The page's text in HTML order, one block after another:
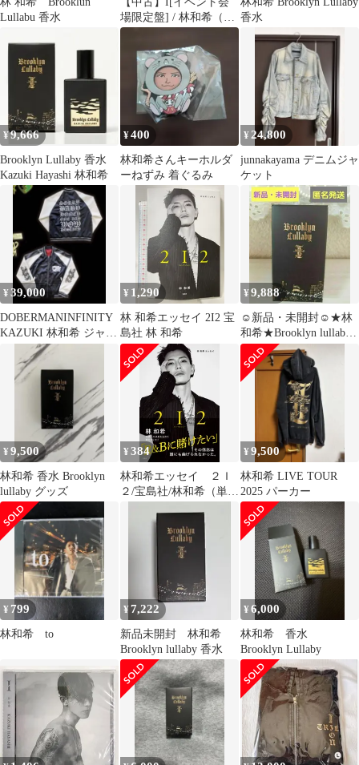
Lullabu 香水
場限定盤] / 林和希（帯
あり）
香水
¥9,666
Brooklyn Lullaby 香水
Kazuki Hayashi 林和希
¥400
林和希さんキーホルダ
ーねずみ 着ぐるみ
¥24,800
junnakayama デニムジャ
ケット
¥39,000
DOBERMANINFINITY
KAZUKI 林和希 ジャケ
ット 黒 ベージュ
¥ 1,290
林 和希エッセイ 2I2 宝
島社 林 和希
¥9,888
☺️新品・未開封☺️★林
和希★Brooklyn lullaby
香水★
¥9,500
林和希 香水 Brooklyn
lullaby グッズ
¥384
林和希エッセイ ２Ｉ
２/宝島社/林和希（単行
¥9,500
林和希 LIVE TOUR
2025 パーカー
¥ 799
林和希 to
¥7,222
新品未開封 林和希
Brooklyn lullaby 香水
¥6,000
林和希 香水
Brooklyn Lullaby